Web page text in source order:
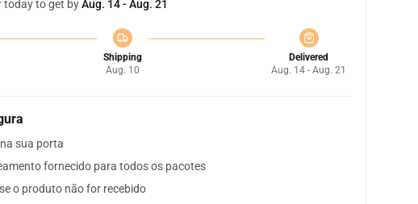
today to get byAug. 14 - Aug. 21
Shipping
Aug. 10
Delivered
Aug. 14 - Aug. 21
sua porta
fornecido para todos os pacotes
o produto não for recebido